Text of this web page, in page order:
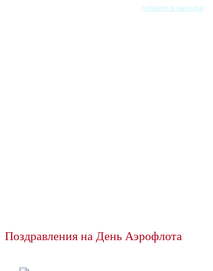
добавить в закладки
Поздравления на День Аэрофлота